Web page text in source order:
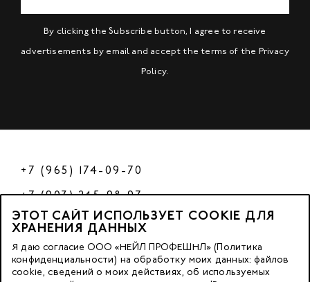
By clicking the Subscribe button, I agree to receive
advertisements by email and accept the terms of the Privacy
Policy.
+7 (965) 174-09-70
+7 (903) 245-98-97
РФ
© 2023 Nano Prof
ЭТОТ САЙТ ИСПОЛЬЗУЕТ COOKIE ДЛЯ
ХРАНЕНИЯ ДАННЫХ
Я даю согласие ООО «НЕЙЛ ПРОФЕШНЛ» (Политика
конфиденциальности) на обработку моих данных: файлов
cookie, сведений о моих действиях, об используемых